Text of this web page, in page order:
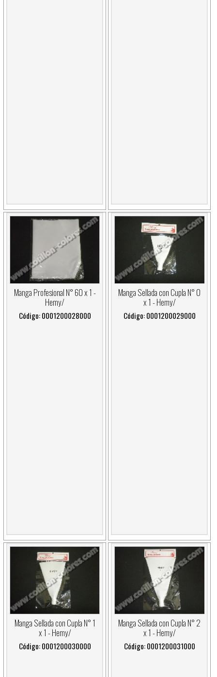
Manga Profesional N° 60 x 1 -
Hemy/
Código: 0001200028000
Manga Sellada con Cupla N° 0
x 1 - Hemy/
Código: 0001200029000
Manga Sellada con Cupla N° 1
x 1 - Hemy/
Código: 0001200030000
Manga Sellada con Cupla N° 2
x 1 - Hemy/
Código: 0001200031000